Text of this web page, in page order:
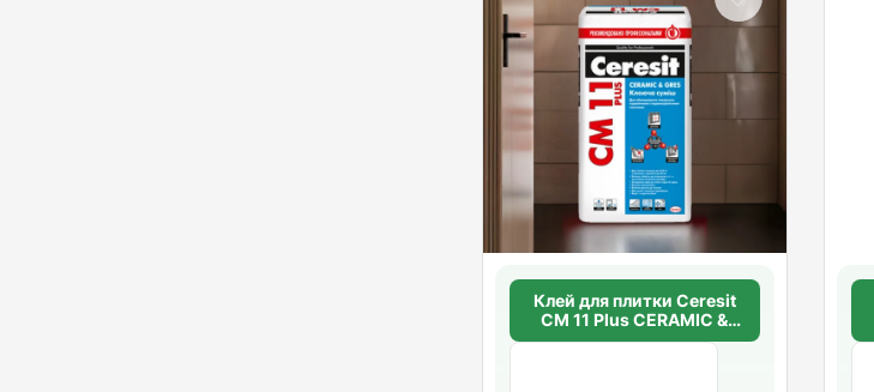
Клей для плитки Ceresit
CM 11 Plus CERAMIC &
GRES